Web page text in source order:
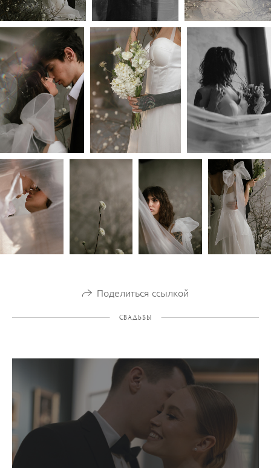
Поделиться ссылкой
СВАДЬБЫ